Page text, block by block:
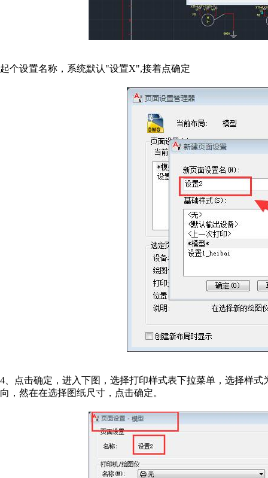
起个设置名称，系统默认"设置X",接着点确定
4、点击确定，进入下图，选择打印样式表下拉菜单，选择样式
向，然在在选择图纸尺寸，点击确定。